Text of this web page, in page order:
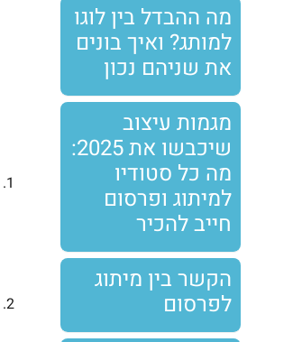
מה ההבדל בין לוגו
למותג? ואיך בונים
את שניהם נכון
מגמות עיצוב
שיכבשו את 2025:
מה כל סטודיו
למיתוג ופרסום
חייב להכיר
הקשר בין מיתוג
לפרסום